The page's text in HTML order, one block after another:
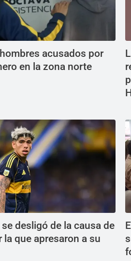
acusados por
en la zona norte
desligó de la causa de
que apresaron a su